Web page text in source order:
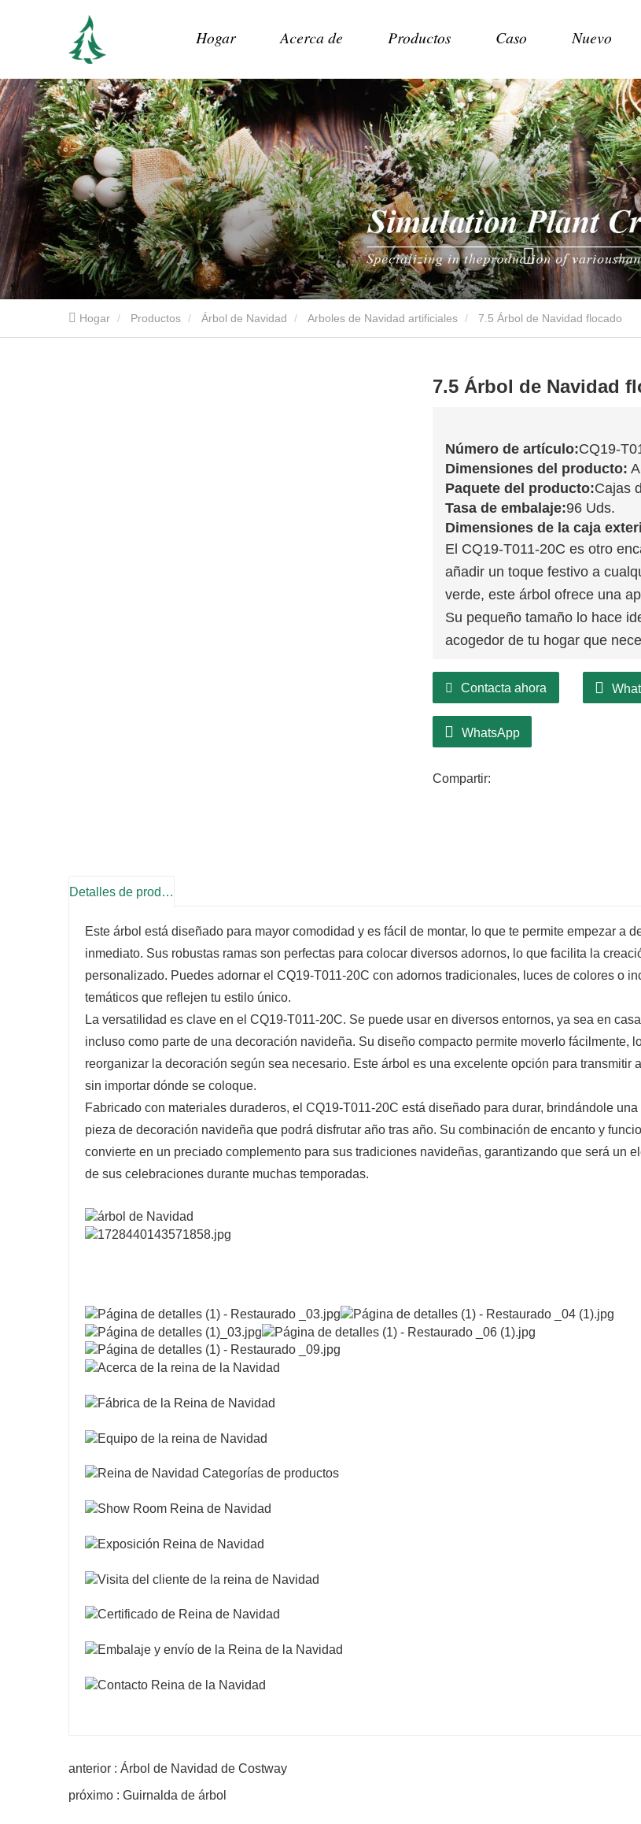
Hogar Acerca de Productos Caso Nuevo
Hogar Productos Árbol de Navidad Arboles de Navidad artificiales 7.5 Árbol de Navidad flocado
7.5 Árbol de Navidad
Número de artículo:CQ19-
Dimensiones del producto:
Paquete del producto:Cajas
Tasa de embalaje:96 Uds.
Dimensiones de la caja
El CQ19-T011-20C es otro
añadir un toque festivo a
verde, este árbol ofrece una
Su pequeño tamaño lo hace
acogedor de tu hogar que
Contacta ahora
WhatsApp
Compartir:
Detalles de producto
Este árbol está diseñado para mayor comodidad y es fácil de montar, lo que te permite empezar a
inmediato. Sus robustas ramas son perfectas para colocar diversos adornos, lo que facilita la
personalizado. Puedes adornar el CQ19-T011-20C con adornos tradicionales, luces de colores o
temáticos que reflejen tu estilo único.
La versatilidad es clave en el CQ19-T011-20C. Se puede usar en diversos entornos, ya sea en
incluso como parte de una decoración navideña. Su diseño compacto permite moverlo fácilmente,
reorganizar la decoración según sea necesario. Este árbol es una excelente opción para transmitir
sin importar dónde se coloque.
Fabricado con materiales duraderos, el CQ19-T011-20C está diseñado para durar, brindándole
pieza de decoración navideña que podrá disfrutar año tras año. Su combinación de encanto y
convierte en un preciado complemento para sus tradiciones navideñas, garantizando que será un
de sus celebraciones durante muchas temporadas.
anterior : Árbol de Navidad de Costway
próximo : Guirnalda de árbol